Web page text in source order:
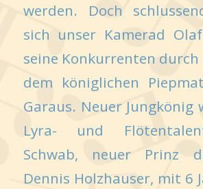
werden. Doch
sich unser Kamerad
seine Konkurrenten
dem königlichen
Garaus. Neuer Jungkönig
Lyra- und
Schwab, neuer Prinz
Dennis Holzhauser, mit 6